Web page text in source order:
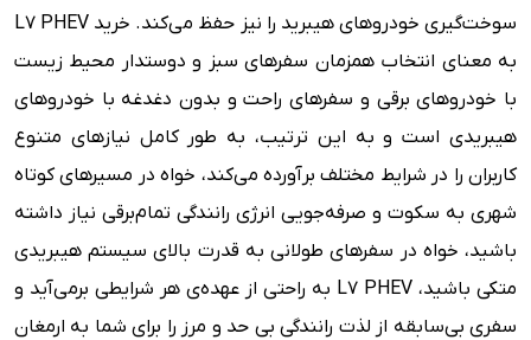
سوخت‌گیری خودروهای هیبرید را نیز حفظ می‌کند. خرید L7 PHEV
به معنای انتخاب همزمان سفرهای سبز و دوستدار محیط زیست
با خودروهای برقی و سفرهای راحت و بدون دغدغه با خودروهای
هیبریدی است و به این ترتیب، به طور کامل نیازهای متنوع
کاربران را در شرایط مختلف برآورده می‌کند، خواه در مسیرهای کوتاه
شهری به سکوت و صرفه‌جویی انرژی رانندگی تمام‌برقی نیاز داشته
باشید، خواه در سفرهای طولانی به قدرت بالای سیستم هیبریدی
متکی باشید، L7 PHEV به راحتی از عهده‌ی هر شرایطی برمی‌آید و
سفری بی‌سابقه از لذت رانندگی بی حد و مرز را برای شما به ارمغان